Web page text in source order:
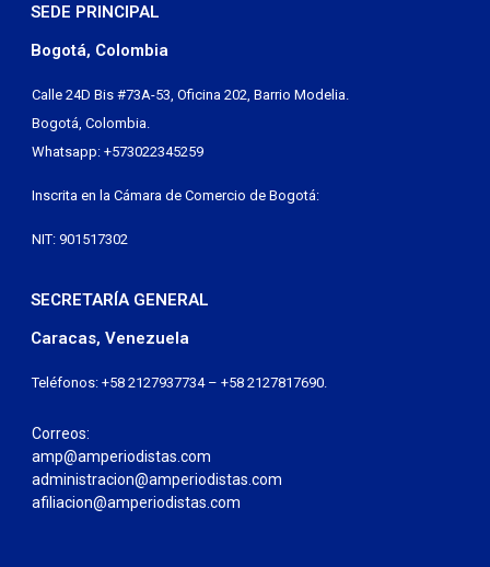
SEDE PRINCIPAL
Bogotá, Colombia
Calle 24D Bis #73A-53, Oficina 202, Barrio Modelia.
Bogotá, Colombia.
Whatsapp: +573022345259
Inscrita en la Cámara de Comercio de Bogotá:
NIT: 901517302
SECRETARÍA GENERAL
Caracas, Venezuela
Teléfonos: +58 2127937734 – +58 2127817690.
Correos:
amp@amperiodistas.com
administracion@amperiodistas.com
afiliacion@amperiodistas.com